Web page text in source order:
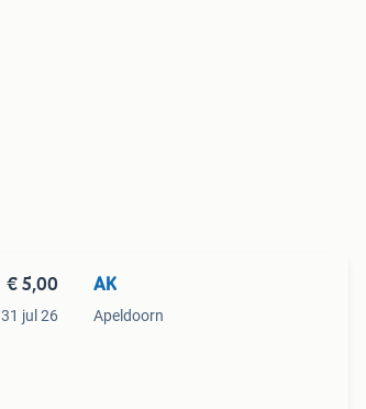
€ 5,00
31 jul 26
AK
Apeldoorn